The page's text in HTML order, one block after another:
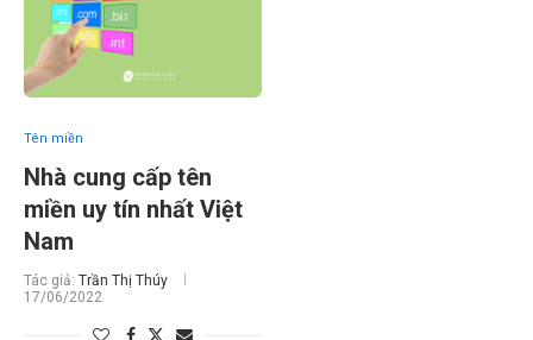
Tên miền
Nhà cung cấp tên
miền uy tín nhất Việt
Nam
Tác giả: Trần Thị Thúy
17/06/2022